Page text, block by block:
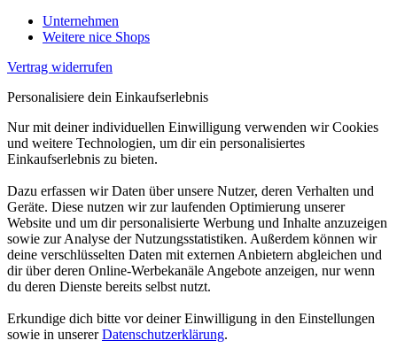
Unternehmen
Weitere nice Shops
Vertrag widerrufen
Personalisiere dein Einkaufserlebnis
Nur mit deiner individuellen Einwilligung verwenden wir Cookies
und weitere Technologien, um dir ein personalisiertes
Einkaufserlebnis zu bieten.
Dazu erfassen wir Daten über unsere Nutzer, deren Verhalten und
Geräte. Diese nutzen wir zur laufenden Optimierung unserer
Website und um dir personalisierte Werbung und Inhalte anzuzeigen
sowie zur Analyse der Nutzungsstatistiken. Außerdem können wir
deine verschlüsselten Daten mit externen Anbietern abgleichen und
dir über deren Online-Werbekanäle Angebote anzeigen, nur wenn
du deren Dienste bereits selbst nutzt.
Erkundige dich bitte vor deiner Einwilligung in den Einstellungen
sowie in unsererDatenschutzerklärung.